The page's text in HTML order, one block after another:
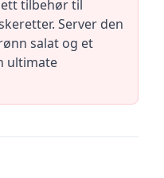
tilbehør til
Server den
salat og et
ultimate